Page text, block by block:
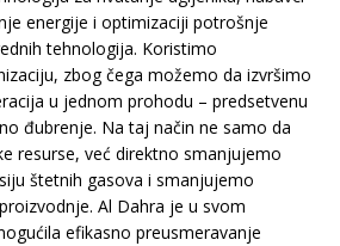
energije i optimizaciji potrošnje
tehnologija. Koristimo
zbog čega možemo da izvršimo
u jednom prohodu – predsetvenu
đubrenje. Na taj način ne samo da
resurse, već direktno smanjujemo
štetnih gasova i smanjujemo
Al Dahra je u svom
efikasno preusmeravanje